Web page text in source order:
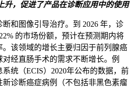
升，促进了产品在诊断应用中的使用
和图像引导治疗。到 2026 年，诊
的市场份额，预计在预测期内将
。该领域的增长主要归因于前列腺癌
经直肠手术的需求不断增长。例
统（ECIS）2020年公布的数据，前
新诊断癌症病例（不包括非黑色素瘤